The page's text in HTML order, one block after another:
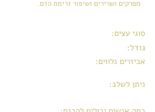
מפרקים ושרירים ושיפור זרימת הדם.
סוגי עצים:
גודל:
אביזרים נלווים:
ניתן לשלב: